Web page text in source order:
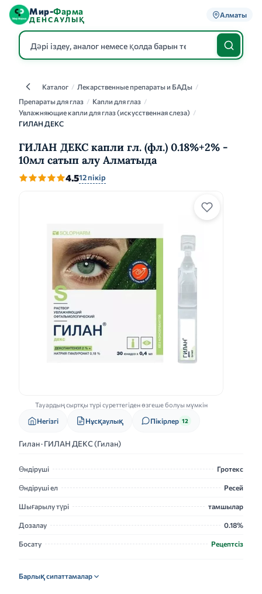
Мир-Фарма
ДЕНСАУЛЫҚ
Алматы
КаталогКаталог / Лекарственные препараты и БАДы /
Препараты для глаз / Капли для глаз /
Увлажняющие капли для глаз (искусственная слеза) /
ГИЛАН ДЕКС
ГИЛАН ДЕКС капли гл. (фл.) 0.18%+2% -
10мл сатып алу Алматыда
4.512 пікір
Тауардың сыртқы түрі суреттегіден өзгеше болуы мүмкін
Негізгі Нұсқаулық Пікірлер 12
Гилан · ГИЛАН ДЕКС (Гилан)
Өндіруші Гротекс
Өндіруші ел Ресей
Шығарылу түрі тамшылар
Дозалау 0.18%
Босату Рецептсіз
Барлық сипаттамалар